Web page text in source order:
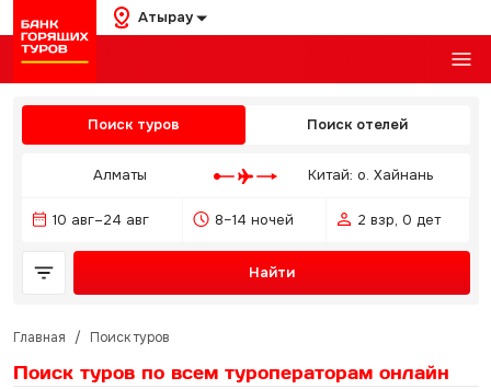
Атырау
Поиск туров Поиск отелей
Алматы Китай: о. Хайнань
10 авг–24 авг 8–14 ночей 2 взр, 0 дет
Найти
Главная / Поиск туров
Поиск туров по всем туроператорам онлайн